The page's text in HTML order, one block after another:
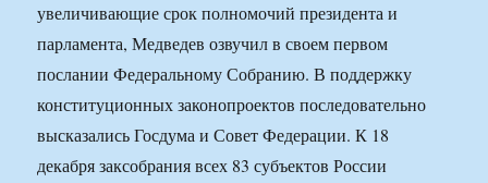
увеличивающие срок полномочий президента и
парламента, Медведев озвучил в своем первом
послании Федеральному Собранию. В поддержку
конституционных законопроектов последовательно
высказались Госдума и Совет Федерации. К 18
декабря заксобрания всех 83 субъектов России